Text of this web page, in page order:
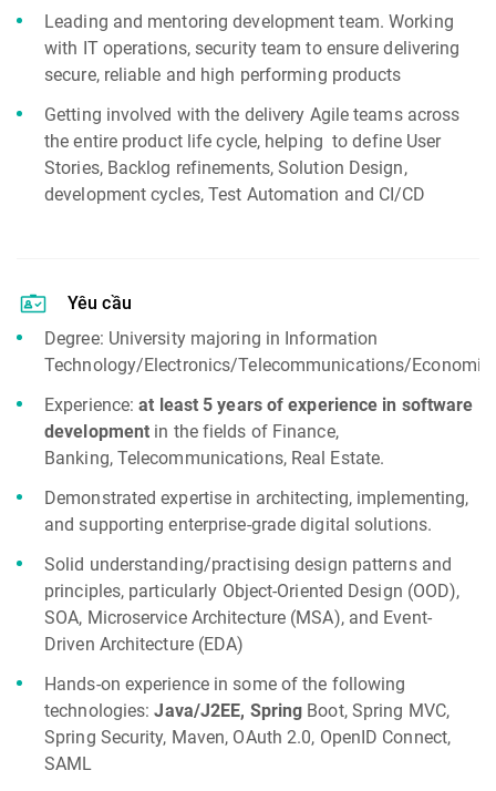
Leading and mentoring development team. Working
with IT operations, security team to ensure delivering
secure, reliable and high performing products
Getting involved with the delivery Agile teams across
the entire product life cycle, helping to define User
Stories, Backlog refinements, Solution Design,
development cycles, Test Automation and CI/CD
Yêu cầu
Degree: University majoring in Information
Technology/Electronics/Telecommunications/
Experience: at least 5 years of experience in software
development in the fields of Finance,
Banking, Telecommunications, Real Estate.
Demonstrated expertise in architecting, implementing,
and supporting enterprise-grade digital solutions.
Solid understanding/practising design patterns and
principles, particularly Object-Oriented Design (OOD),
SOA, Microservice Architecture (MSA), and Event-
Driven Architecture (EDA)
Hands-on experience in some of the following
technologies:Java/J2EE, Spring Boot, Spring MVC,
Spring Security, Maven, OAuth 2.0, OpenID Connect,
SAML